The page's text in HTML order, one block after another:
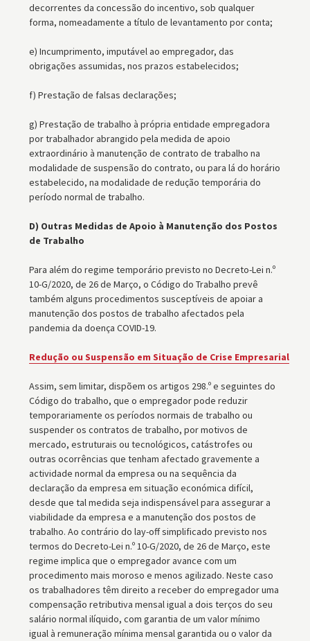
decorrentes da concessão do incentivo, sob qualquer
forma, nomeadamente a título de levantamento por conta;
e) Incumprimento, imputável ao empregador, das
obrigações assumidas, nos prazos estabelecidos;
f) Prestação de falsas declarações;
g) Prestação de trabalho à própria entidade empregadora
por trabalhador abrangido pela medida de apoio
extraordinário à manutenção de contrato de trabalho na
modalidade de suspensão do contrato, ou para lá do horário
estabelecido, na modalidade de redução temporária do
período normal de trabalho.
D) Outras Medidas de Apoio à Manutenção dos Postos
de Trabalho
Para além do regime temporário previsto no Decreto-Lei n.º
10-G/2020, de 26 de Março, o Código do Trabalho prevê
também alguns procedimentos susceptíveis de apoiar a
manutenção dos postos de trabalho afectados pela
pandemia da doença COVID-19.
Redução ou Suspensão em Situação de Crise Empresarial
Assim, sem limitar, dispõem os artigos 298.º e seguintes do
Código do trabalho, que o empregador pode reduzir
temporariamente os períodos normais de trabalho ou
suspender os contratos de trabalho, por motivos de
mercado, estruturais ou tecnológicos, catástrofes ou
outras ocorrências que tenham afectado gravemente a
actividade normal da empresa ou na sequência da
declaração da empresa em situação económica difícil,
desde que tal medida seja indispensável para assegurar a
viabilidade da empresa e a manutenção dos postos de
trabalho. Ao contrário do lay-off simplificado previsto nos
termos do Decreto-Lei n.º 10-G/2020, de 26 de Março, este
regime implica que o empregador avance com um
procedimento mais moroso e menos agilizado. Neste caso
os trabalhadores têm direito a receber do empregador uma
compensação retributiva mensal igual a dois terços do seu
salário normal ilíquido, com garantia de um valor mínimo
igual à remuneração mínima mensal garantida ou o valor da